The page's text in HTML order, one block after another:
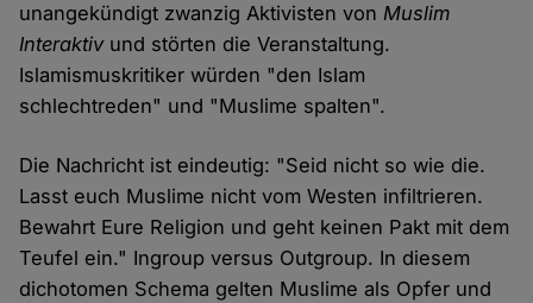
unangekündigt zwanzig Aktivisten vonMuslim
Interaktivund störten die Veranstaltung.
Islamismuskritiker würden "den Islam
schlechtreden" und "Muslime spalten".
Die Nachricht ist eindeutig: "Seid nicht so wie die.
Lasst euch Muslime nicht vom Westen infiltrieren.
Bewahrt Eure Religion und geht keinen Pakt mit dem
Teufel ein." Ingroup versus Outgroup. In diesem
dichotomen Schema gelten Muslime als Opfer und